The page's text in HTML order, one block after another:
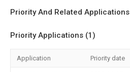
Priority And Related Applications
Priority Applications (1)
Application Priority date